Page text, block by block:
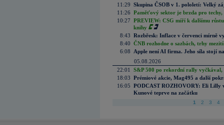
11:29 Skupina ČSOB v 1. pololetí: Velký
11:26 Paměťový sektor je brzda pro techy,
10:27 PREVIEW: CSG míří k dalšímu
knihy
8:43 Rozbřesk: Inflace v červenci mírně
8:40 ČNB rozhodne o sazbách, trhy
6:08
Apple není AI firma. Jeho síla stojí
05.08.2026
22:01
S&P 500 po rekordní rally vyčkával,
18:03 Prémiové akcie, Mag495 a další
16:05 PODCAST ROZHOVORY: Eli Lilly
Kunové teprve na začátku
1 2 3 4